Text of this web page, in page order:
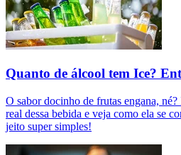
Quanto de álcool tem Ice?
O sabor docinho de frutas engana,
real dessa bebida e veja como ela se
jeito super simples!